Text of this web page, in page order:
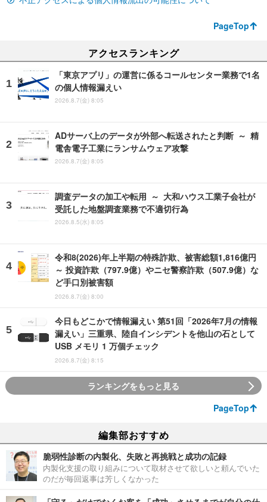
PageTop
アクセスランキング
「東京アプリ」の運営に係るコールセンター業務で1名
の個人情報漏えい
2026.8.7(金) 8:05
ADサーバ上のデータが外部へ転送されたと判断 ～ 精
電舎電子工業にランサムウェア攻撃
2026.8.7(金) 8:05
調査データの加工や転用 ～ 大和ハウス工業子会社が
受託した地盤調査業務で不適切行為
2026.8.5(水) 8:05
令和8(2026)年上半期の特殊詐欺、被害総額1,816億円
～ 投資詐欺（797.9億）やニセ警察詐欺（507.9億）な
ど手口別被害額
2026.8.7(金) 8:00
今日もどこかで情報漏えい 第51回「2026年7月の情報
漏えい」三重県、陸自インシデントを他山の石として
USB メモリ 1 万個チェック
2026.8.7(金) 8:15
ランキングをもっと見る
PageTop
編集部おすすめ
脆弱性診断の内製化、失敗と再挑戦と成功の記録
内製化支援の取り組みについて取材させて欲しいと頼んでいた
のだが毎回返事は芳しくなかった